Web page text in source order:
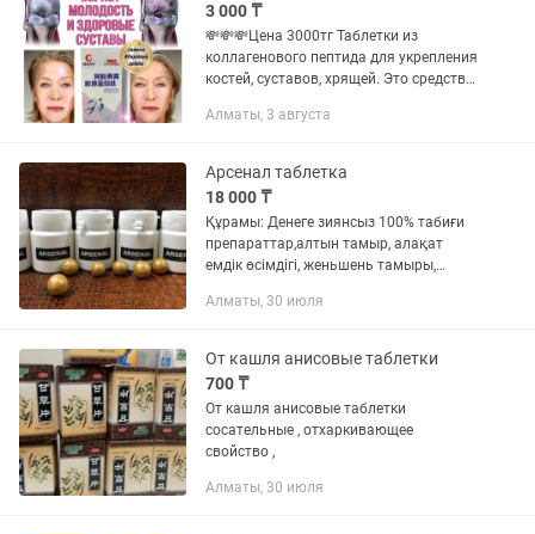
3 000 ₸
💸💸💸Цена 3000тг Таблетки из
коллагенового пептида для укрепления
костей, суставов, хрящей. Это средство
помогает избавиться от болей и
Алматы, 3 августа
Арсенал таблетка
18 000 ₸
Құрамы: Денеге зиянсыз 100% табиғи
препараттар,алтын тамыр, алақат
емдік өсімдігі, женьшень тамыры,
және бұғы мүйізінің кептірілген
Алматы, 30 июля
От кашля анисовые таблетки
700 ₸
От кашля анисовые таблетки
сосательные , отхаркивающее
свойство ,
Алматы, 30 июля